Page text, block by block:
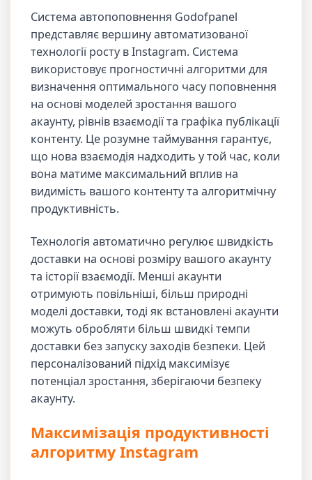
Система автопоповнення Godofpanel
представляє вершину автоматизованої
технології росту в Instagram. Система
використовує прогностичні алгоритми для
визначення оптимального часу поповнення
на основі моделей зростання вашого
акаунту, рівнів взаємодії та графіка публікації
контенту. Це розумне таймування гарантує,
що нова взаємодія надходить у той час, коли
вона матиме максимальний вплив на
видимість вашого контенту та алгоритмічну
продуктивність.
Технологія автоматично регулює швидкість
доставки на основі розміру вашого акаунту
та історії взаємодії. Менші акаунти
отримують повільніші, більш природні
моделі доставки, тоді як встановлені акаунти
можуть обробляти більш швидкі темпи
доставки без запуску заходів безпеки. Цей
персоналізований підхід максимізує
потенціал зростання, зберігаючи безпеку
акаунту.
Максимізація продуктивності
алгоритму Instagram